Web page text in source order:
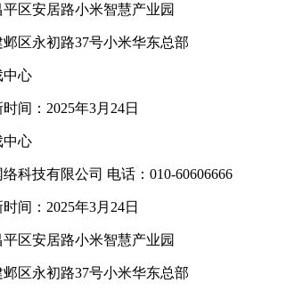
区安居路小米智慧产业园
区永初路37号小米华东总部
中心
间：2025年3月24日
中心
科技有限公司 电话：010-60606666
间：2025年3月24日
区安居路小米智慧产业园
区永初路37号小米华东总部